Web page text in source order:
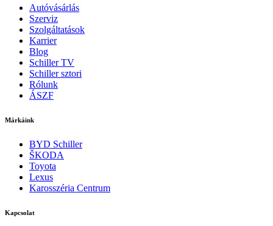
Autóvásárlás
Szerviz
Szolgáltatások
Karrier
Blog
Schiller TV
Schiller sztori
Rólunk
ÁSZF
Márkáink
BYD Schiller
ŠKODA
Toyota
Lexus
Karosszéria Centrum
Kapcsolat